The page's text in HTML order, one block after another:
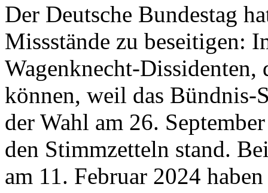
Der Deutsche Bundestag
Missstände zu beseitigen:
Wagenknecht-
können, weil das Bündnis-
der Wahl am 26.
den Stimmzetteln stand.
am 11. Februar 2024